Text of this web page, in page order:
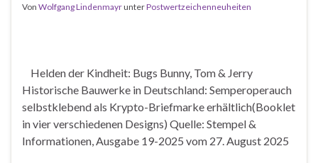
Von Wolfgang LindenmayrunterPostwertzeichenneuheiten
Helden der Kindheit: Bugs Bunny, Tom & Jerry
Historische Bauwerke in Deutschland: Semperoperauch
selbstklebend als Krypto-Briefmarke erhältlich(Booklet
in vier verschiedenen Designs) Quelle: Stempel &
Informationen, Ausgabe 19-2025 vom 27. August 2025